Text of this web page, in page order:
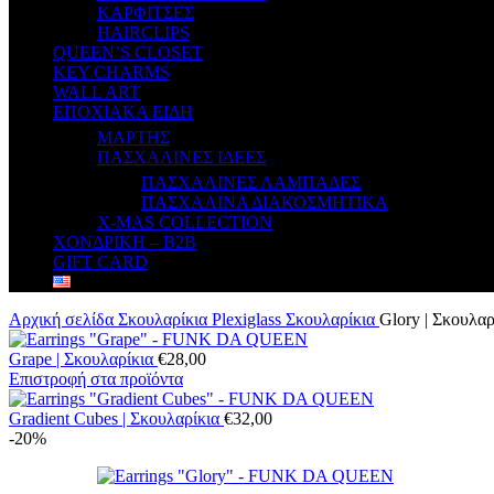
ΚΑΡΦΙΤΣΕΣ
HAIRCLIPS
QUEEN’S CLOSET
KEY CHARMS
WALL ART
ΕΠΟΧΙΑΚΑ ΕΙΔΗ
ΜΑΡΤΗΣ
ΠΑΣΧΑΛΙΝΕΣ ΙΔΕΕΣ
ΠΑΣΧΑΛΙΝΕΣ ΛΑΜΠΑΔΕΣ
ΠΑΣΧΑΛΙΝΑ ΔΙΑΚΟΣΜΗΤΙΚΑ
X-MAS COLLECTION
ΧΟΝΔΡΙΚΗ – B2B
GIFT CARD
Αρχική σελίδα Σκουλαρίκια Plexiglass Σκουλαρίκια Glory |
Grape | Σκουλαρίκια €28,00
Επιστροφή στα προϊόντα
Gradient Cubes | Σκουλαρίκια €32,00
-20%